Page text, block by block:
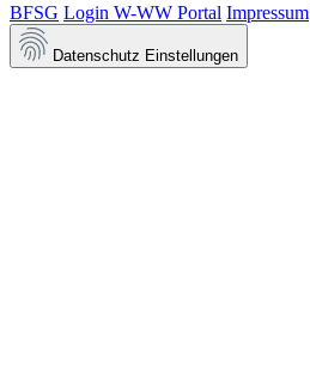
BFSG Login W-WW Portal Impressum
Datenschutz Einstellungen